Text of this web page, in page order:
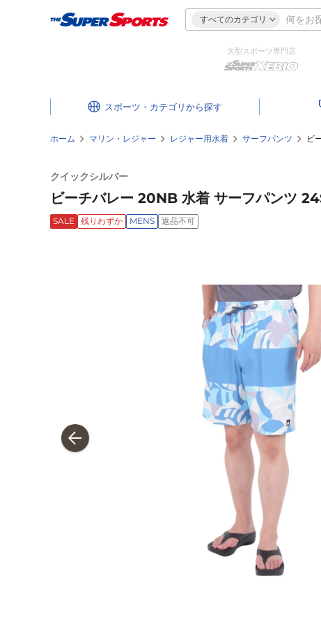
すべてのカテゴリ
大型スポーツ専門店
スポーツ・カテゴリ
ホーム マリン・レジャー レジャー用水着 サーフパンツ ビ
クイックシルバー
ビーチバレー 20NB 水着 サーフパンツ
SALE 残りわずか MENS 返品不可